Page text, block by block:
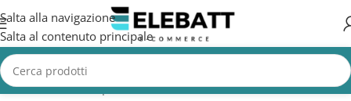
Salta alla navigazione
Salta al contenuto principale
Home/Prodotto Capacità in AH/123Ah